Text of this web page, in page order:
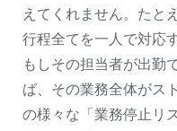
えてくれません。たと
行程全てを一人で対応
もしその担当者が出勤
ば、その業務全体がス
の様々な「業務停止リ